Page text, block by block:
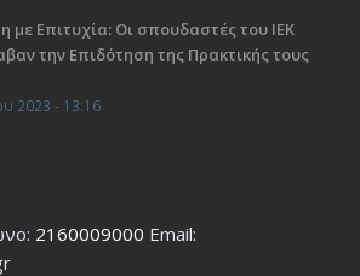
με Επιτυχία: Οι σπουδαστές του ΙΕΚ
την Επιδότηση της Πρακτικής τους
2023 - 13:16
2160009000 Εmail: